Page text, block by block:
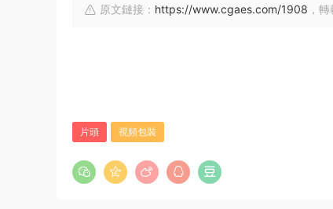
原文鏈接： https://www.cgaes.com/1908 ，
片頭 視頻包裝